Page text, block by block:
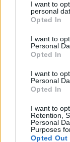
disclose it to
Please note
services and
not limited to
grant or deny
consent section.
I want to
personal
Opted In
I want to
Personal
Opted In
I want to
Personal
Opted In
I want to
Retention,
Personal
Purposes
Opted Out
meteo
Presto
per